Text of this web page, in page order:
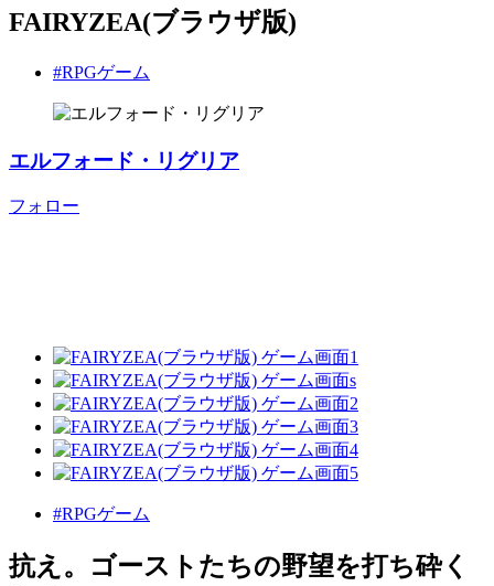
FAIRYZEA(ブラウザ版)
#RPGゲーム
エルフォード・リグリア
フォロー
#RPGゲーム
抗え。ゴーストたちの野望を打ち砕く